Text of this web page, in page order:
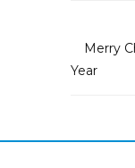
Merry
Year